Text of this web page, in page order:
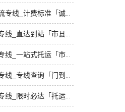
福田区到攀枝花物流专线_计费标准「诚信为先」
福田区到自贡物流专线_直达到站「市县派送」
福田区到成都物流专线_一站式托运「市县闪送」
福田区到重庆物流专线_专线查询「门到门配送」
福田区到儋州物流专线_限时必达「托运省心」